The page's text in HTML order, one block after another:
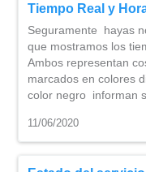
Tiempo Real y
Seguramente hayas
que mostramos los
Ambos representan
marcados en colores
color negro informan
11/06/2020